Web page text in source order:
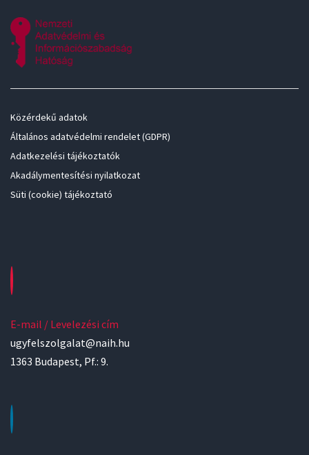
Közérdekű adatok
Általános adatvédelmi rendelet (GDPR)
Adatkezelési tájékoztatók
Akadálymentesítési nyilatkozat
Süti (cookie) tájékoztató
E-mail / Levelezési cím
ugyfelszolgalat@naih.hu
1363 Budapest, Pf.: 9.